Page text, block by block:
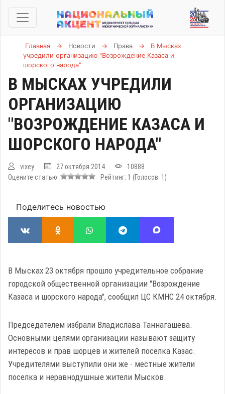
Главная → Новости → Права →
В Мысках
учредили организацию "Возрождение Казаса и
шорского народа"
В МЫСКАХ УЧРЕДИЛИ
ОРГАНИЗАЦИЮ
"ВОЗРОЖДЕНИЕ КАЗАСА И
ШОРСКОГО НАРОДА"
vixey 27 октября 2014
10888
Оцените статью
Рейтинг: 1 (Голосов: 1 )
Поделитесь новостью
В Мысках 23 октября прошло учредительное собрание
городской общественной организации "Возрождение
Казаса и шорского народа", сообщил ЦС КМНС 24 октября.
Председателем избрали Владислава Таннагашева.
Основными целями организации называют защиту
интересов и прав шорцев и жителей поселка Казас.
Учредителями выступили они же - местные жители
поселка и неравнодушные жители Мысков.